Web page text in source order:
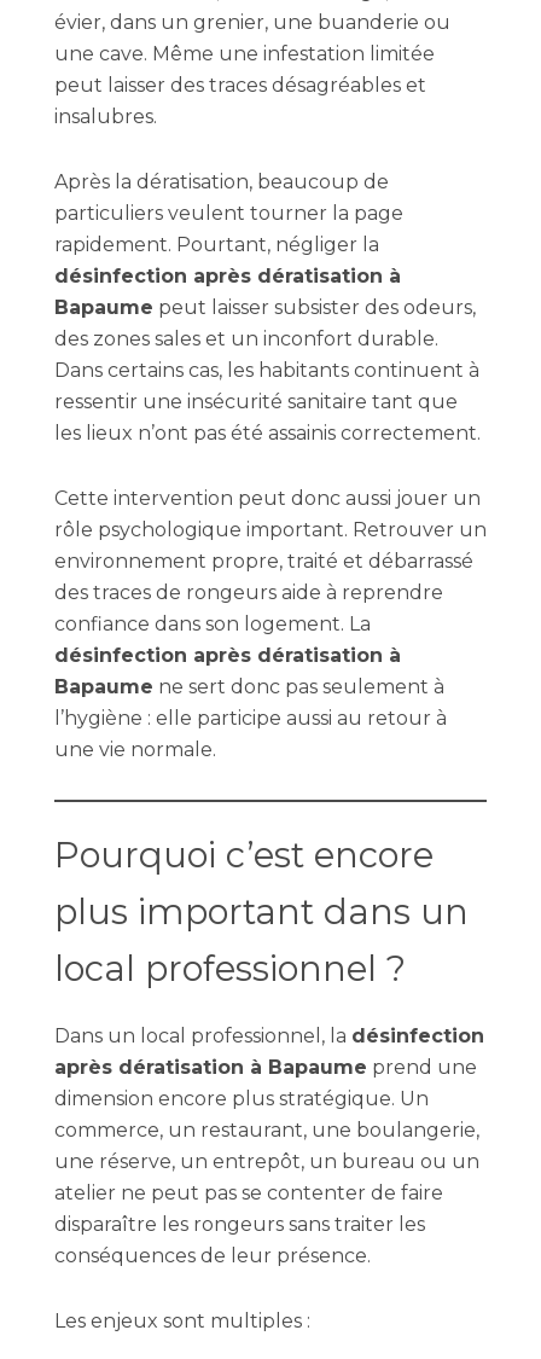
évier, dans un grenier, une buanderie ou
une cave. Même une infestation limitée
peut laisser des traces désagréables et
insalubres.
Après la dératisation, beaucoup de
particuliers veulent tourner la page
rapidement. Pourtant, négliger la
désinfection après dératisation à
Bapaume peut laisser subsister des odeurs,
des zones sales et un inconfort durable.
Dans certains cas, les habitants continuent à
ressentir une insécurité sanitaire tant que
les lieux n’ont pas été assainis correctement.
Cette intervention peut donc aussi jouer un
rôle psychologique important. Retrouver un
environnement propre, traité et débarrassé
des traces de rongeurs aide à reprendre
confiance dans son logement. La
désinfection après dératisation à
Bapaume ne sert donc pas seulement à
l’hygiène : elle participe aussi au retour à
une vie normale.
Pourquoi c’est encore
plus important dans un
local professionnel ?
Dans un local professionnel, la désinfection
après dératisation à Bapaume prend une
dimension encore plus stratégique. Un
commerce, un restaurant, une boulangerie,
une réserve, un entrepôt, un bureau ou un
atelier ne peut pas se contenter de faire
disparaître les rongeurs sans traiter les
conséquences de leur présence.
Les enjeux sont multiples :